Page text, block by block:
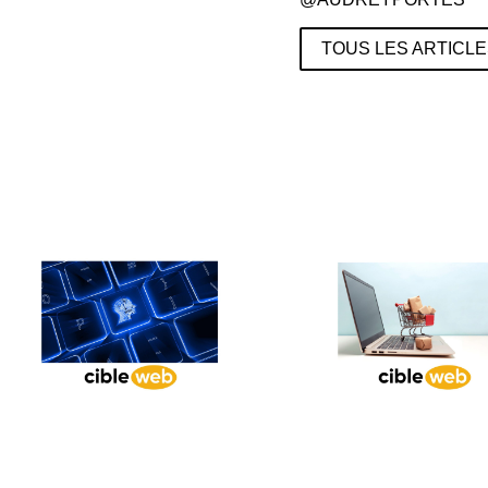
TOUS LES